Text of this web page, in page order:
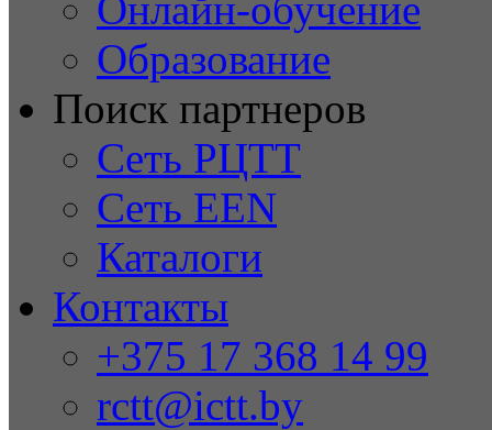
Образование
Поиск партнеров
Сеть РЦТТ
Сеть EEN
Каталоги
Контакты
+375 17 368 14 99
rctt@ictt.by